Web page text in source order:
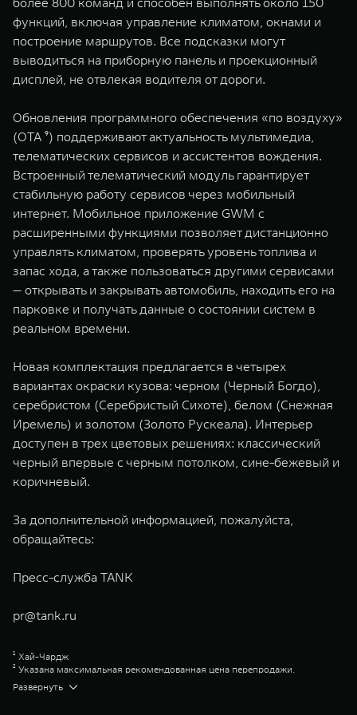
функций, включая управление климатом, окнами и
построение маршрутов. Все подсказки могут
выводиться на приборную панель и проекционный
дисплей, не отвлекая водителя от дороги.
Обновления программного обеспечения «по воздуху»
(OTA ⁹) поддерживают актуальность мультимедиа,
телематических сервисов и ассистентов вождения.
Встроенный телематический модуль гарантирует
стабильную работу сервисов через мобильный
интернет. Мобильное приложение GWM с
расширенными функциями позволяет дистанционно
управлять климатом, проверять уровень топлива и
запас хода, а также пользоваться другими сервисами
— открывать и закрывать автомобиль, находить его на
парковке и получать данные о состоянии систем в
реальном времени.
Новая комплектация предлагается в четырех
вариантах окраски кузова: черном (Черный Богдо),
серебристом (Серебристый Сихоте), белом (Снежная
Иремель) и золотом (Золото Рускеала). Интерьер
доступен в трех цветовых решениях: классический
черный впервые с черным потолком, сине-бежевый и
коричневый.
За дополнительной информацией, пожалуйста,
обращайтесь:
Пресс-служба TANK
pr@tank.ru
¹ Хай-Чардж
² Указана максимальная рекомендованная цена перепродажи.
Уточняйте актуальные розничные цены в салонах дилерских центров
Развернуть